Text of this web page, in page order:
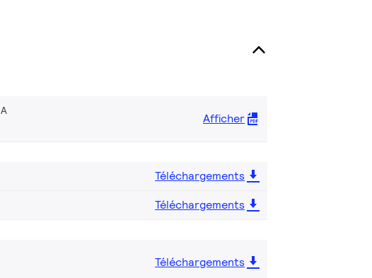
Afficher
Téléchargements
Téléchargements
Téléchargements